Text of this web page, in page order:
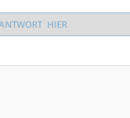
HIER